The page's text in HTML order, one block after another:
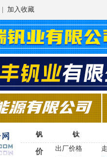
加入收藏
钒 钛
价 出厂价格